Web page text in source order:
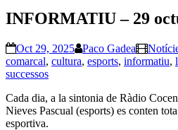
INFORMATIU – 29
Oct 29, 2025 Paco Gadea
comarcal, cultura, esports, informatiu,
successos
Cada dia, a la sintonia de Ràdio
Nieves Pascual (esports) es conten
esportiva.